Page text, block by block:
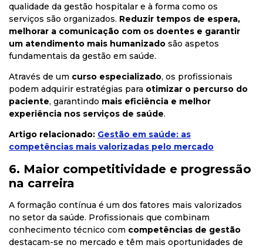
qualidade da gestão hospitalar e à forma como os
serviços são organizados. Reduzir tempos de espera,
melhorar a comunicação com os doentes e garantir
um atendimento mais humanizado são aspetos
fundamentais da gestão em saúde.
Através de um curso especializado, os profissionais
podem adquirir estratégias para otimizar o percurso do
paciente, garantindo mais eficiência e melhor
experiência nos serviços de saúde.
Artigo relacionado: Gestão em saúde: as
competências mais valorizadas pelo mercado
6. Maior competitividade e progressão
na carreira
A formação contínua é um dos fatores mais valorizados
no setor da saúde. Profissionais que combinam
conhecimento técnico com competências de gestão
destacam-se no mercado e têm mais oportunidades de